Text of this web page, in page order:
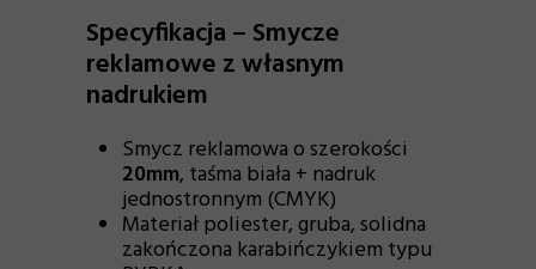
Specyfikacja – Smycze
reklamowe z własnym
nadrukiem
Smycz reklamowa o szerokości
20mm, taśma biała + nadruk
jednostronnym (CMYK)
Materiał poliester, gruba, solidna
zakończona karabińczykiem typu